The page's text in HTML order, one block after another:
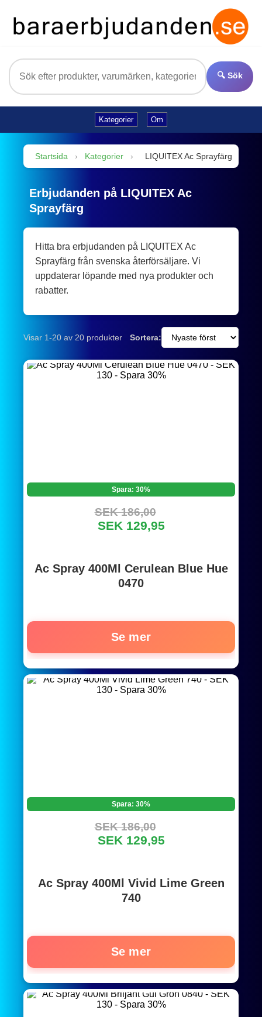
🔍 Sök
Kategorier Om
Startsida › Kategorier › LIQUITEX Ac Sprayfärg
Erbjudanden på LIQUITEX Ac
Sprayfärg
Hitta bra erbjudanden på LIQUITEX Ac
Sprayfärg från svenska återförsäljare. Vi
uppdaterar löpande med nya produkter och
rabatter.
Visar 1-20 av 20 produkter Sortera:
Spara: 30%
SEK 186,00
SEK 129,95
Ac Spray 400Ml Cerulean Blue Hue
0470
Se mer
Spara: 30%
SEK 186,00
SEK 129,95
Ac Spray 400Ml Vivid Lime Green
740
Se mer